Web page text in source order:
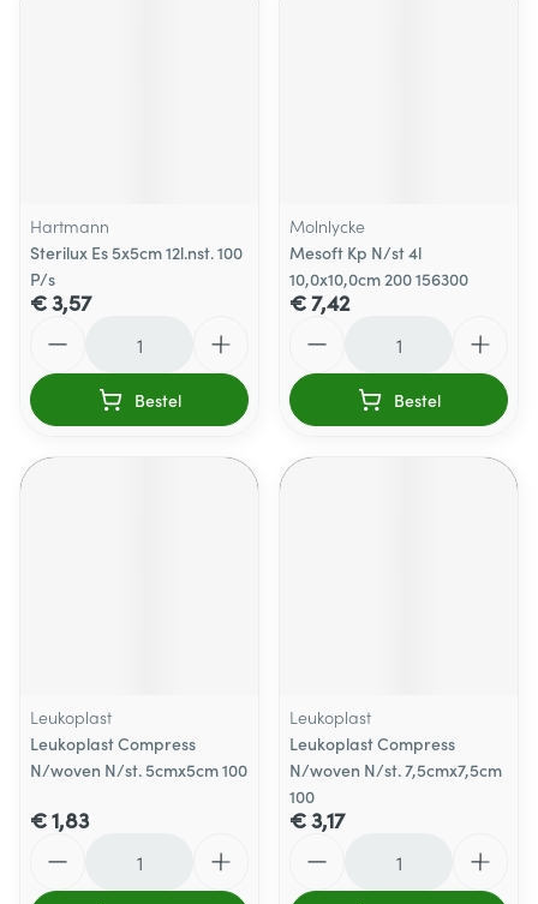
Hartmann
Sterilux Es 5x5cm 12l.nst. 100
P/s
€ 3,57
Bestel
Molnlycke
Mesoft Kp N/st 4l
10,0x10,0cm 200 156300
€ 7,42
Bestel
Leukoplast
Leukoplast Compress
N/woven N/st. 5cmx5cm 100
€ 1,83
Leukoplast
Leukoplast Compress
N/woven N/st. 7,5cmx7,5cm
100
€ 3,17